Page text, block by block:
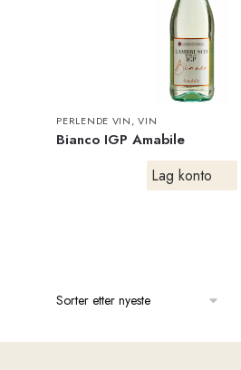
PERLENDE VIN,VIN
Bianco IGP Amabile
Lag konto